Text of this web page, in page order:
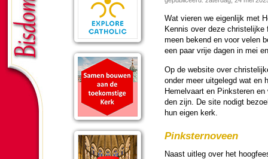
Wat vieren we eigen­lijk met
Kennis over deze
meen bekend en voor velen
een paar vrije dagen in mei
Op de web­si­te over
onder meer uit­ge­legd wat en
Hemel­vaart en Pink­ste­ren
den zijn. De site nodigt
hun eigen kerk.
Pinkster­noveen
Naast uitleg over het